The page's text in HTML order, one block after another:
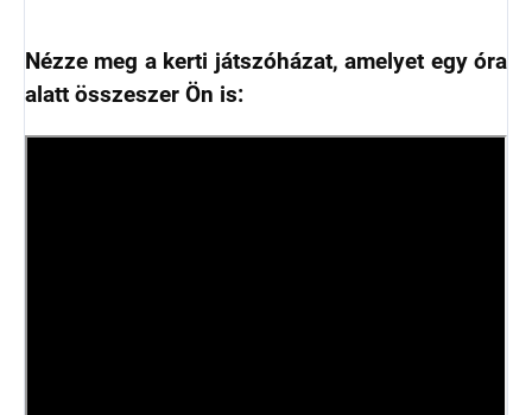
Nézze meg a kerti játszóházat, amelyet egy óra
alatt összeszer Ön is: